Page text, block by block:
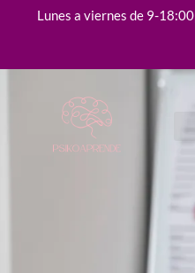
Lunes a viernes de 9-